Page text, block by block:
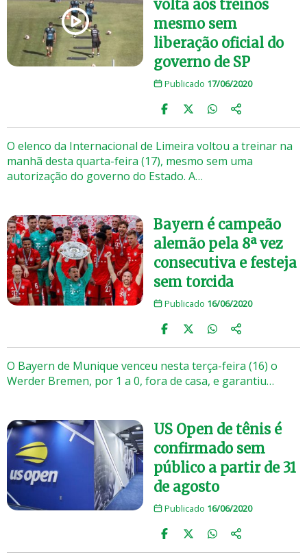
volta aos treinos
mesmo sem
liberação oficial do
governo de SP
Publicado 17/06/2020
O elenco da Internacional de Limeira voltou a treinar na
manhã desta quarta-feira (17), mesmo sem uma
autorização do governo do Estado. A…
Bayern é campeão
alemão pela 8ª vez
consecutiva e festeja
sem torcida
Publicado 16/06/2020
O Bayern de Munique venceu nesta terça-feira (16) o
Werder Bremen, por 1 a 0, fora de casa, e garantiu…
US Open de tênis é
confirmado sem
público a partir de 31
de agosto
Publicado 16/06/2020